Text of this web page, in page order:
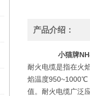
产品介绍：
小猫牌
耐火电缆是指在火
焰温度950~1000℃
值。耐火电缆广泛